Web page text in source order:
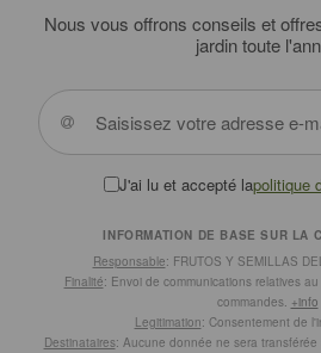
Nous vous offrons conseils et
jardin toute
J'ai lu et accepté lapolitique
INFORMATION DE BASE SUR LA
Responsable: FRUTOS Y SEMILLAS
Finalité: Envoi de communications relatives
commandes. +info
Legitimation: Consentement de
Destinataires: Aucune donnée ne sera